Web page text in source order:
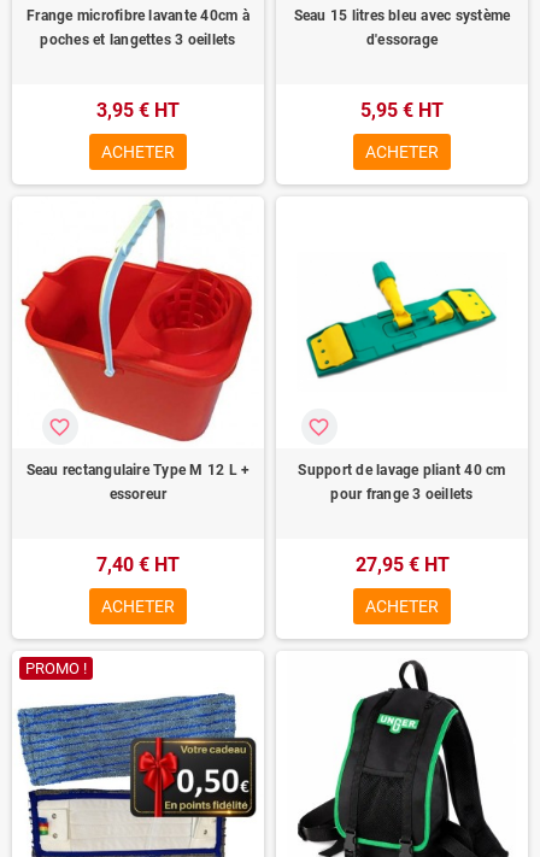
Frange microfibre lavante 40cm à
poches et langettes 3 oeillets
3,95 € HT
ACHETER
Seau 15 litres bleu avec système
d'essorage
5,95 € HT
ACHETER
Seau rectangulaire Type M 12 L +
essoreur
favorite_border
7,40 € HT
ACHETER
Support de lavage pliant 40 cm
pour frange 3 oeillets
favorite_border
27,95 € HT
ACHETER
PROMO !